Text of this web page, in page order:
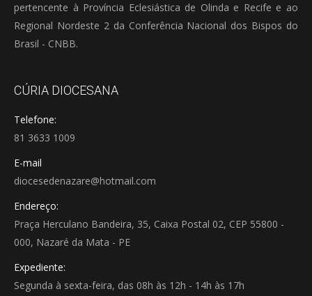
pertencente à Província Eclesiástica de Olinda e Recife e ao
Regional Nordeste 2 da Conferência Nacional dos Bispos do
Brasil - CNBB.
CÚRIA DIOCESANA
Telefone:
81 3633 1009
E-mail
diocesedenazare@hotmail.com
Endereço:
Praça Herculano Bandeira, 35, Caixa Postal 02, CEP 55800 -
000, Nazaré da Mata - PE
Expediente:
Segunda à sexta-feira, das 08h às 12h - 14h às 17h